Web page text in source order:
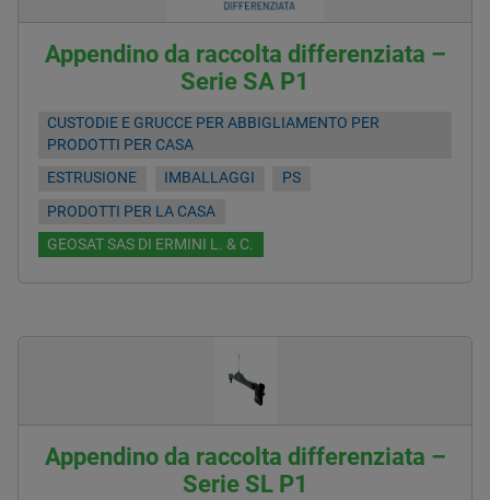
Appendino da raccolta differenziata –
Serie SA P1
CUSTODIE E GRUCCE PER ABBIGLIAMENTO PER
PRODOTTI PER CASA
ESTRUSIONE
IMBALLAGGI
PS
PRODOTTI PER LA CASA
GEOSAT SAS DI ERMINI L. & C.
Appendino da raccolta differenziata –
Serie SL P1